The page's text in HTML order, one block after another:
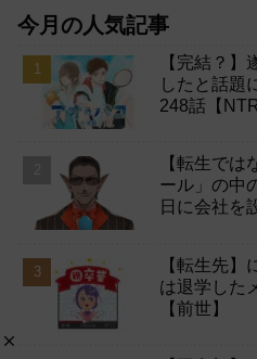
今月の人気記事
【完結？】
したと話題
248話【
【転生で
ール」の中
日に会社を
【転生先
は退学した
【前世】